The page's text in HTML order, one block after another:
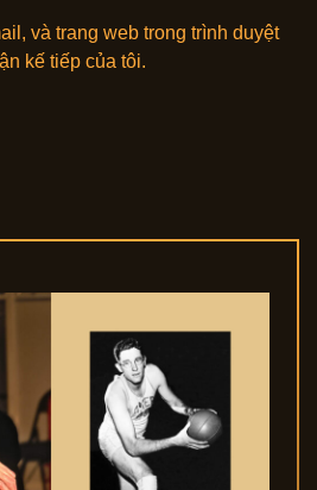
và trang web trong trình duyệt
kế tiếp của tôi.